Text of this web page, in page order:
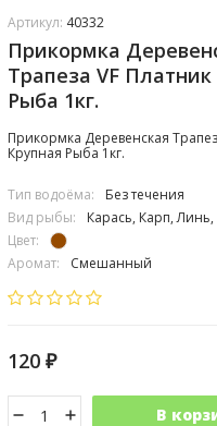
Артикул: 40332
Прикормка
Трапеза VF
Рыба 1кг.
Прикормка Деревенская
Крупная Рыба 1кг.
Тип водоёма:
Без течения
Вид рыбы:
Карась, Карп, Линь,
Цвет:
Аромат:
Смешанный
Фракция:
Крупная
120 ₽
В